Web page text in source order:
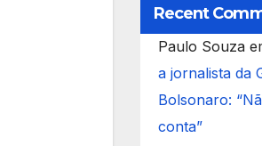
Recent
Paulo Souza
a jornalista da
Bolsonaro:
conta”